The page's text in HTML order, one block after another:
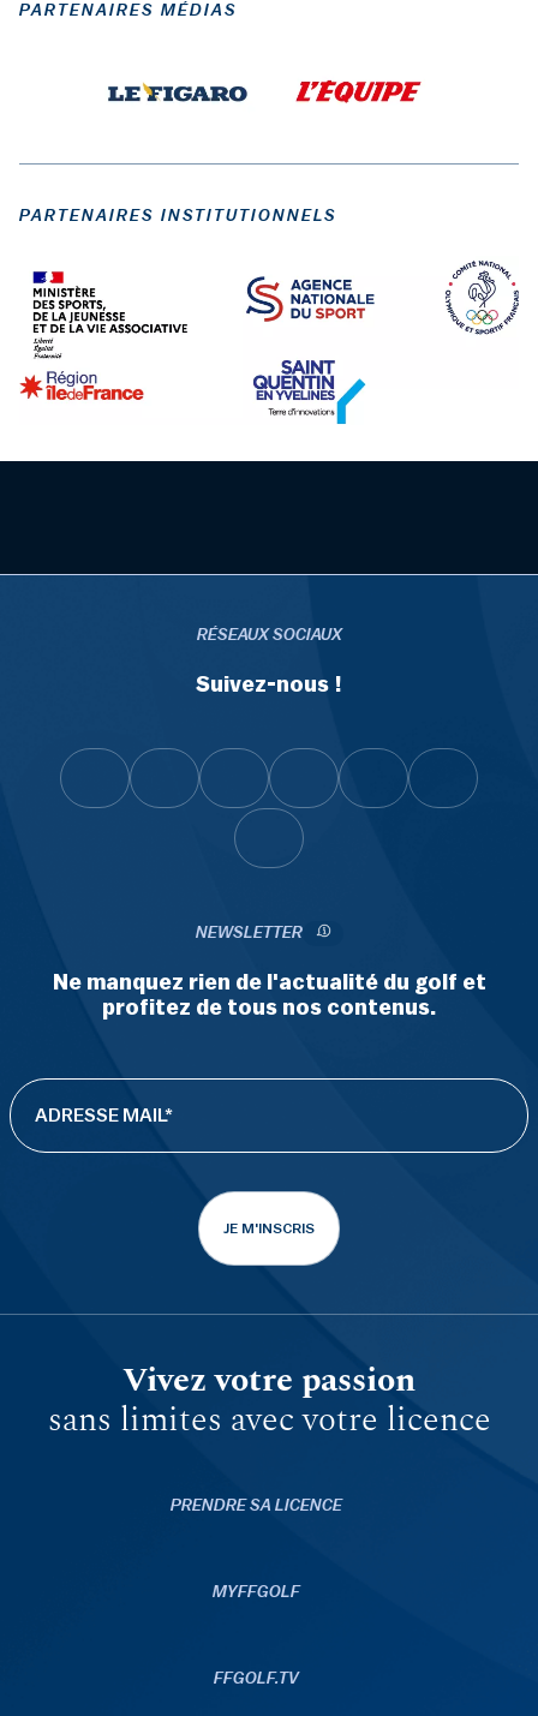
PARTENAIRES MÉDIAS
PARTENAIRES INSTITUTIONNELS
RÉSEAUX SOCIAUX
Suivez-nous !
NEWSLETTER
Ne manquez rien de l'actualité du golf et
profitez de tous nos contenus.
JE M'INSCRIS
Vivez votre passion
sans limites avec votre licence
PRENDRE SA LICENCE
MYFFGOLF
FFGOLF.TV